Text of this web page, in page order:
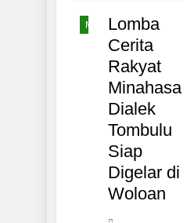
MANADOLomba
Cerita
Rakyat
Minahasa
Dialek
Tombulu
Siap
Digelar di
Woloan